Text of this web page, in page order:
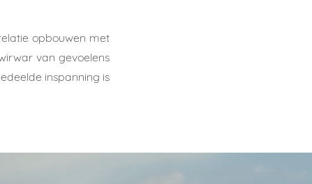
opbouwen met
van gevoelens
inspanning is